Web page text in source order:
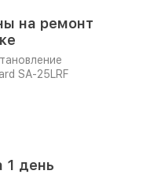
на ремонт
SA-25LRF
1 день